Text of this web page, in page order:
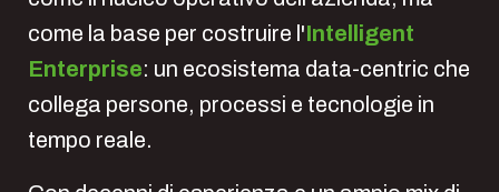
come la base per costruire l'Intelligent
Enterprise: un ecosistema data-centric che
collega persone, processi e tecnologie in
tempo reale.